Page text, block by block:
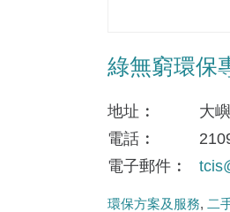
綠無窮環保
地址
大
電話
電子郵件
環保方案及服務 二